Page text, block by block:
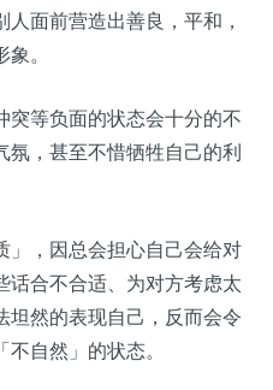
面前营造出善良，平和，
。
突等负面的状态会十分的不
氛，甚至不惜牺牲自己的利
」，因总会担心自己会给对
话合不合适、为对方考虑太
坦然的表现自己，反而会令
自然」的状态。